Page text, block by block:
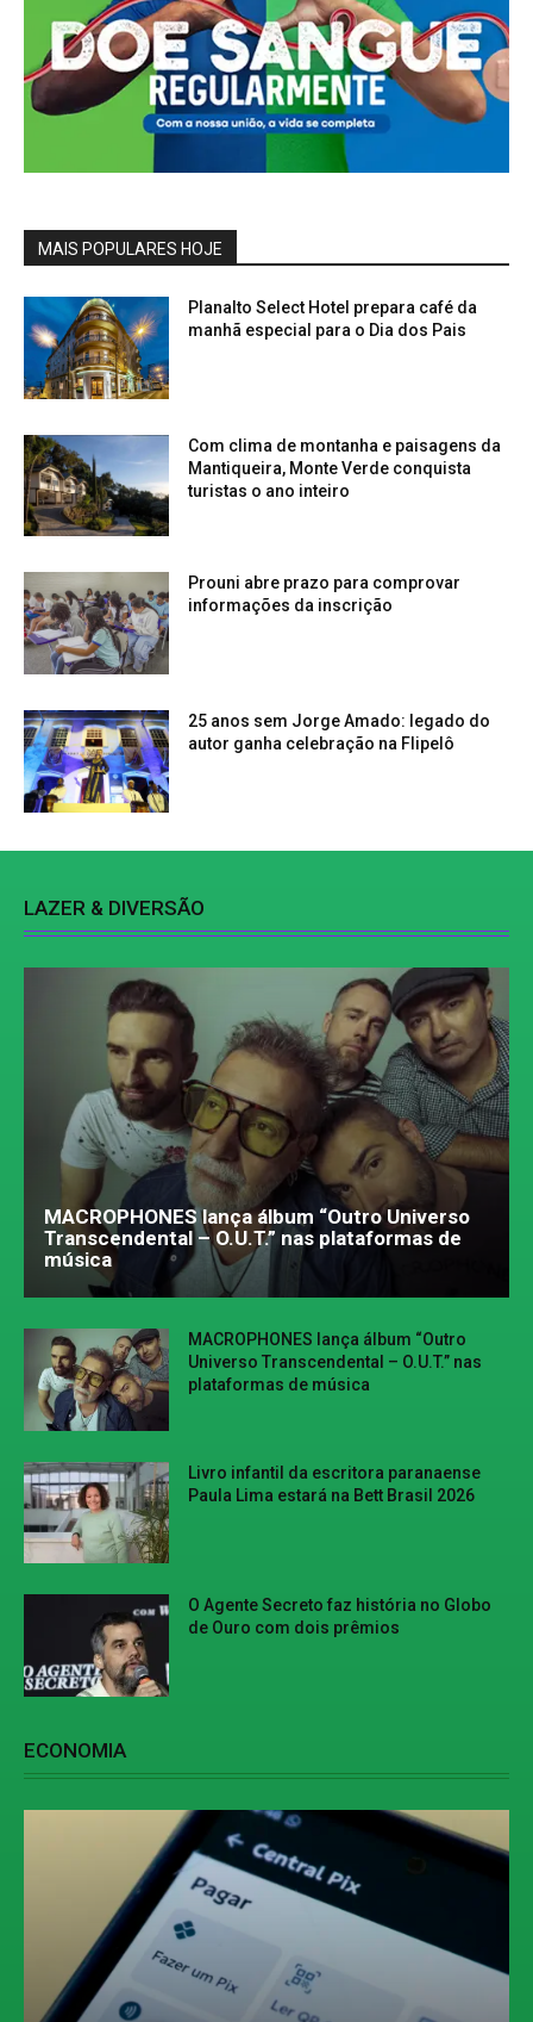
MAIS POPULARES HOJE
Planalto Select Hotel prepara café da
manhã especial para o Dia dos Pais
Com clima de montanha e paisagens da
Mantiqueira, Monte Verde conquista
turistas o ano inteiro
Prouni abre prazo para comprovar
informações da inscrição
25 anos sem Jorge Amado: legado do
autor ganha celebração na Flipelô
LAZER & DIVERSÃO
MACROPHONES lança álbum “Outro Universo
Transcendental – O.U.T.” nas plataformas de
música
MACROPHONES lança álbum “Outro
Universo Transcendental – O.U.T.” nas
plataformas de música
Livro infantil da escritora paranaense
Paula Lima estará na Bett Brasil 2026
O Agente Secreto faz história no Globo
de Ouro com dois prêmios
ECONOMIA